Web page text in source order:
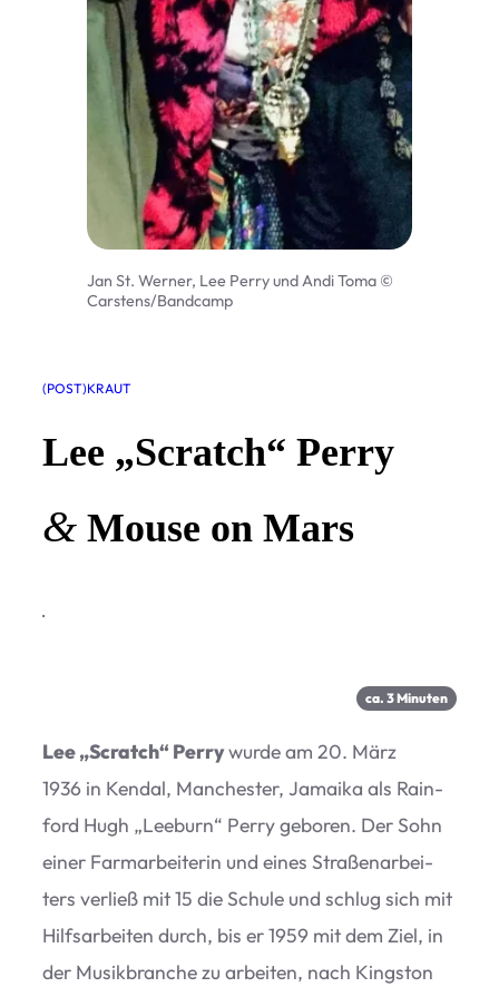
Jan St. Werner, Lee Perry und Andi Toma ©
Carstens/Bandcamp
(POST)KRAUT
Lee „Scratch“ Perry
& Mouse on Mars
·
ca. 3Minu­ten
Lee„Scratch“ Perrywurde am 20. März
1936 in Kendal, Man­ches­ter, Jamaika als Rain­
ford Hugh „Leeb­urn“ Perry gebo­ren. Der Sohn
einer Farm­ar­bei­te­rin und eines Stra­ßen­ar­bei­
ters ver­ließ mit 15 die Schule und schlug sich mit
Hilfs­ar­bei­ten durch, bis er 1959 mit dem Ziel, in
der Musik­bran­che zu arbei­ten, nach King­s­ton